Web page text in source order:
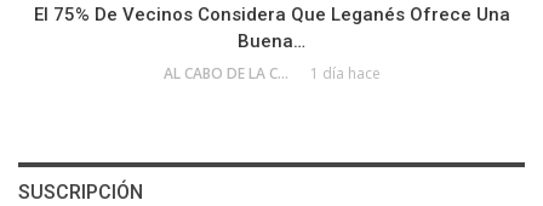
El 75% De Vecinos Considera Que Leganés Ofrece Una
Buena…
AL CABO DE LA CALLE 1 día hace
SUSCRIPCIÓN